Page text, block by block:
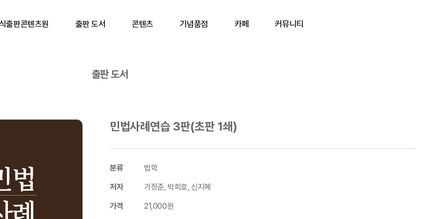
출판콘텐츠원 출판 도서 콘텐츠 기념품점 카페 커뮤니티
출판 도서
민법사례연습 3판(초판 1쇄)
분류 법학
저자 가정준, 박희호, 신지혜
가격 21,000원